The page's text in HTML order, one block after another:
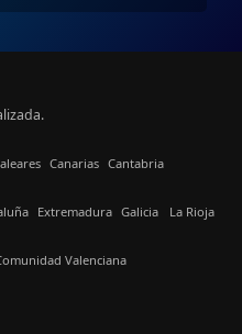
Canarias Cantabria
Extremadura Galicia La Rioja
Valenciana